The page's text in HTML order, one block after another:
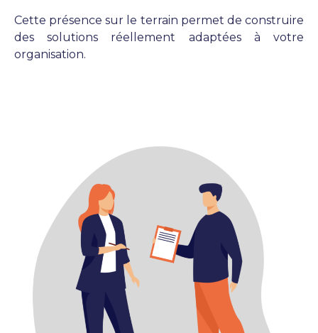
Cette présence sur le terrain permet de construire
des solutions réellement adaptées à votre
organisation.